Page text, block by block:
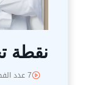
نقطة
7 عدد الفصول